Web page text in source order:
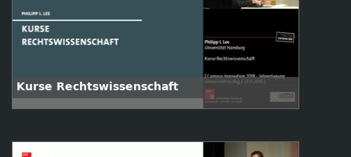
Kurse Rechtswissenschaft